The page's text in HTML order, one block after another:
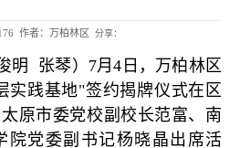
作者：万柏林区 分享：
明 张琴）7月4日，万柏林区
实践基地"签约揭牌仪式在区
原市委党校副校长范富、南
院党委副书记杨晓晶出席活